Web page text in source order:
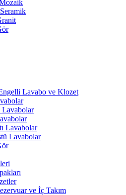
Lavabo ve Klozet
Lavabolar
Lavabolar
ve İç Takım